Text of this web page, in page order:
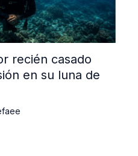
recién casado
en su luna de